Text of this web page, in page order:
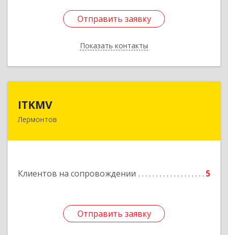
Отправить заявку
Показать контакты
Отправить заявку
Назад
ITKMV
Лермонтов
Клиентов на сопровождении 5
Отправить заявку
Отправить заявку